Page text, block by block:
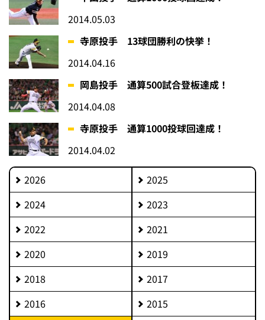
2014.05.03
寺原投手 13球団勝利の快挙！
2014.04.16
岡島投手 通算500試合登板達成！
2014.04.08
寺原投手 通算1000投球回達成！
2014.04.02
2026
2025
2024
2023
2022
2021
2020
2019
2018
2017
2016
2015